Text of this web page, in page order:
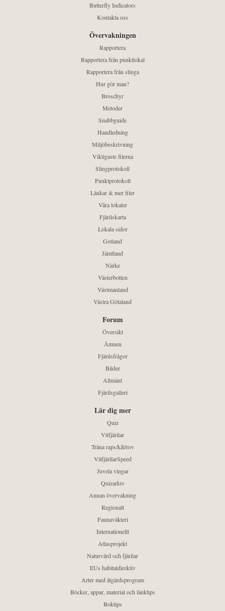
Butterfly Indicators
Kontakta oss
Övervakningen
Rapportera
Rapportera från punktlokal
Rapportera från slinga
Hur gör man?
Broschyr
Metoder
Snabbguide
Handledning
Miljöbeskrivning
Viktigaste filerna
Slingprotokoll
Punktprotokoll
Länkar & mer filer
Våra lokaler
Fjärilskarta
Lokala sidor
Gotland
Jämtland
Närke
Västerbotten
Västmanland
Västra Götaland
Forum
Översikt
Ämnen
Fjärilsfrågor
Bilder
Allmänt
Fjärilsgalleri
Lär dig mer
Quiz
Vitfjärilar
Träna raps/kål/rov
VitfjärilarSpeed
Juvela vingar
Quizarkiv
Annan övervakning
Regionalt
Faunaväkteri
Internationellt
Atlasprojekt
Naturvård och fjärilar
EUs habitatdirektiv
Arter med åtgärdsprogram
Böcker, appar, material och länktips
Boktips